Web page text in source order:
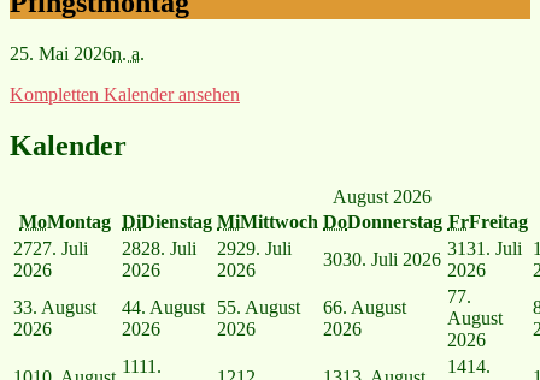
25. Mai 2026n. a.
Kompletten Kalender ansehen
Kalender
August 2026
MoMontag DiDienstag MiMittwoch DoDonnerstag FrFreitag
2727. Juli
2026
2828. Juli
2026
2929. Juli
2026
3030. Juli 2026
3131. Juli
2026
1
33. August
2026
44. August
2026
55. August
2026
66. August
2026
77.
August
2026
1111.
1414.